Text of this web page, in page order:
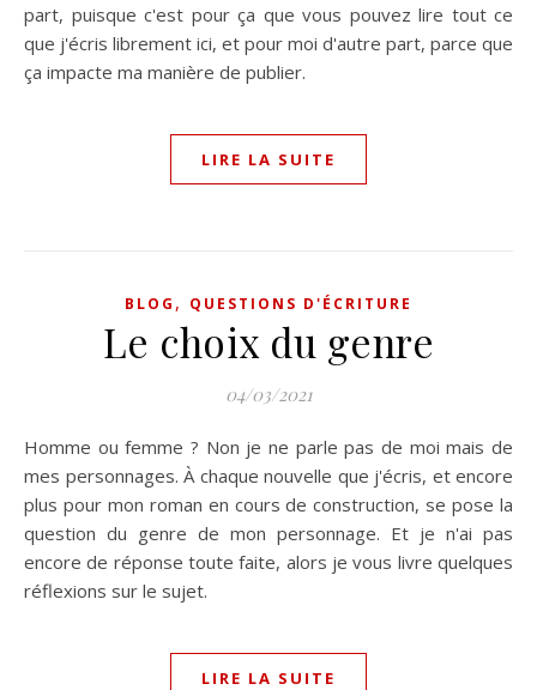
part, puisque c'est pour ça que vous pouvez lire tout ce
que j'écris librement ici, et pour moi d'autre part, parce que
ça impacte ma manière de publier.
LIRE LA SUITE
BLOG , QUESTIONS D'ÉCRITURE
Le choix du genre
04/03/2021
Homme ou femme ? Non je ne parle pas de moi mais de
mes personnages. À chaque nouvelle que j'écris, et encore
plus pour mon roman en cours de construction, se pose la
question du genre de mon personnage. Et je n'ai pas
encore de réponse toute faite, alors je vous livre quelques
réflexions sur le sujet.
LIRE LA SUITE